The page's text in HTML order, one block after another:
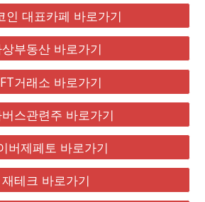
인 대표카페 바로가기
부동산 바로가기
거래소 바로가기
스관련주 바로가기
버제페토 바로가기
재테크 바로가기